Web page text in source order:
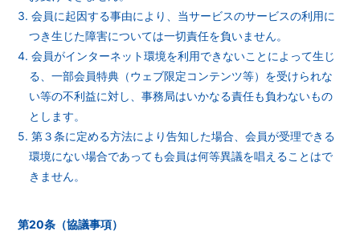
3. 会員に起因する事由により、当サービスのサービスの利用に
つき生じた障害については一切責任を負いません。
4. 会員がインターネット環境を利用できないことによって生じ
る、一部会員特典（ウェブ限定コンテンツ等）を受けられな
い等の不利益に対し、事務局はいかなる責任も負わないもの
とします。
5. 第３条に定める方法により告知した場合、会員が受理できる
環境にない場合であっても会員は何等異議を唱えることはで
きません。
第20条（協議事項）